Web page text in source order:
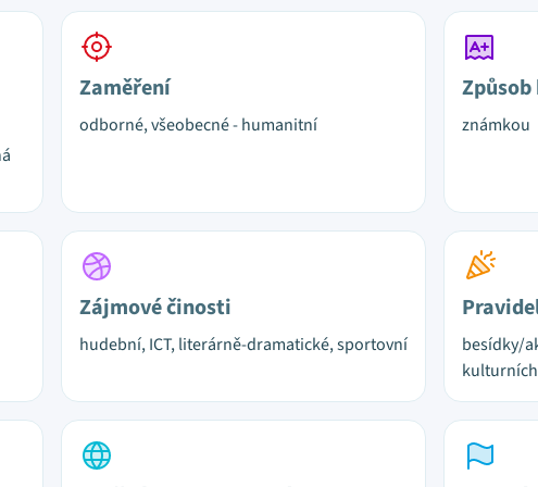
Zaměření
odborné, všeobecné - humanitní známkou
Zájmové činosti
hudební, ICT, literárně-dramatické, sportovní
besídky/